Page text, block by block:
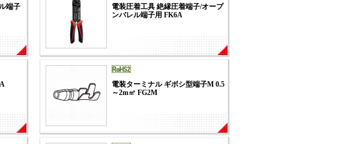
端子
電装圧着工具 絶縁圧着端子/オープ
ンバレル端子用 FK6A
電装ターミナル ギボシ型端子M 0.5
～2m㎡ FG2M